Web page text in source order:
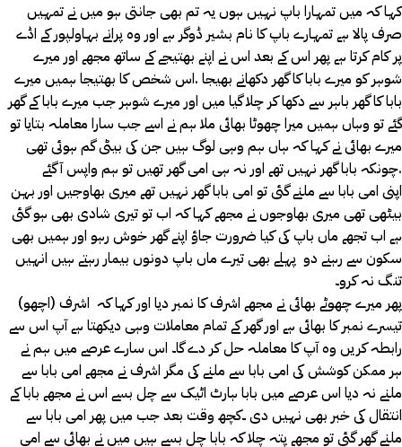
کہا کہ میں تمہارا باپ نہیں ہوں یہ تم بھی جانتی ہو میں نے تمہیں
صرف پالا ہے تمہارے باپ کا نام بشیر ڈوگر ہے اور وہ پرانے بہاولپور کے اڈے
پر کام کرتا ہے پھر اس کے بعد اس نے اپنے بھتیجے کے ساتھ مجھے اور میرے
شوہر کو میرے بابا کا گھر دکھانے بھیجا .اس شخص کا بھتیجا ہمیں میرے
بابا کا گھر باہر سے دکھا کر چلا گیا میں اور میرے شوہر جب میرے بابا کے گھر
گئے تو وہاں ہمیں میرا چھوٹا بھائی ملا ہم نے اسے جب سارا معاملہ بتایا تو
میرے بھائی نے کہا کہ ہاں ہم وہی لوگ ہیں جن کی بیٹی گم ہوئی تھی
چونکہ بابا گھر نہیں تھے اور نہ ہی امی گھر تھیں تو ہم واپس آ گئے.
اپنی امی بابا سے ملنے گئی تو امی بابا گھر نہیں تھے میری بھاوجیں اور بہن
بیٹھی تھی میری بھاوجوں نے مجھے کہا کہ اب تو تیری شادی بھی ہو گئی
ہے اب تجھے ماں باپ کی کیا ضرورت جاؤ اپنے گھر خوش رہو اور ہمیں بھی
سکون سے رہنے دو پہلے بھی تیرے ماں باپ دونوں بیمار رہتے ہیں انہیں
تنگ نہ کرو۔
پھر میرے چھوٹے بھائی نے مجھے اشرف کا نمبر دیا اور کہا کہ اشرف (اچھو)
تیسرے نمبر کا بھائی ہے اور گھر کے تمام معاملات وہی دیکھتا ہے آپ اس سے
رابطہ کریں وہ آپ کا معاملہ حل کر دے گا۔ اس سارے عرصے میں ہم نے
ہر ممکن کوشش کی امی بابا سے ملنے کی مگر اشرف نے مجھے امی بابا سے
ملنے نہ دیا اس عرصے میں بابا ہارٹ اٹیک سے چل بسے اس نے مجھے بابا کے
انتقال کی خبر بھی نہیں دی ۔کچھ وقت بعد جب میں پھر امی بابا سے
ملنے گھر گئی تو مجھے پتہ چلا کہ بابا چل بسے ہیں میں نے بھائی سے امی